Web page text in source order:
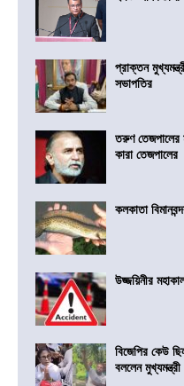
প্রাক্তন
সভাপতির
তরুণ তেজপালের
কারা তেজপালের
কলকাতা
উজ্জয়িনীর
বিজেপির কেউ
বললেন মুখ্যমন্ত্রী